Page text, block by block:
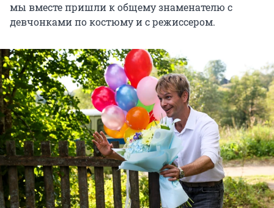
мы вместе пришли к общему знаменателю с
девчонками по костюму и с режиссером.